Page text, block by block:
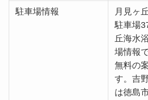
駐車場情報
月見ヶ
駐車場
丘海水
場情報
無料の
す。吉
は徳島